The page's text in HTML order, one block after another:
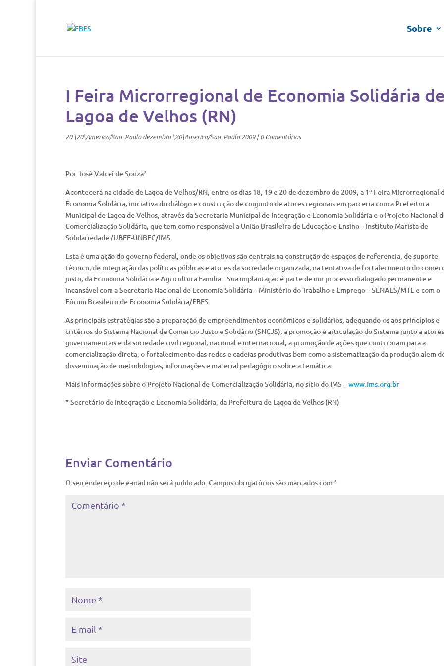
Sobre
I Feira Microrregional de Economia Solidária de
Lagoa de Velhos (RN)
20 \20\America/Sao_Paulo dezembro \20\America/Sao_Paulo 2009|0 Comentários
Por José Valceí de Souza*
Acontecerá na cidade de Lagoa de Velhos/RN, entre os dias 18, 19 e 20 de dezembro de 2009, a 1ª Feira Microrregional
Economia Solidária, iniciativa do diálogo e construção de conjunto de atores regionais em parceria com a Prefeitura
Municipal de Lagoa de Velhos, através da Secretaria Municipal de Integração e Economia Solidária e o Projeto Nacional
Comercialização Solidária, que tem como responsável a União Brasileira de Educação e Ensino – Instituto Marista de
Solidariedade /UBEE-UNBEC/IMS.
Esta é uma ação do governo federal, onde os objetivos são centrais na construção de espaços de referencia, de suporte
técnico, de integração das políticas públicas e atores da sociedade organizada, na tentativa de fortalecimento do
justo, da Economia Solidária e Agricultura Familiar. Sua implantação é parte de um processo dialogado permanente e
incansável com a Secretaria Nacional de Economia Solidária – Ministério do Trabalho e Emprego – SENAES/MTE e com o
Fórum Brasileiro de Economia Solidária/FBES.
As principais estratégias são a preparação de empreendimentos econômicos e solidários, adequando-os aos princípios e
critérios do Sistema Nacional de Comercio Justo e Solidário (SNCJS), a promoção e articulação do Sistema junto a atores
governamentais e da sociedade civil regional, nacional e internacional, a promoção de ações que contribuam para a
comercialização direta, o fortalecimento das redes e cadeias produtivas bem como a sistematização da produção alem
disseminação de metodologias, informações e material pedagógico sobre a temática.
Mais informações sobre o Projeto Nacional de Comercialização Solidária, no sítio do IMS –www.ims.org.br
* Secretário de Integração e Economia Solidária, da Prefeitura de Lagoa de Velhos (RN)
Enviar Comentário
O seu endereço de e-mail não será publicado. Campos obrigatórios são marcados com *